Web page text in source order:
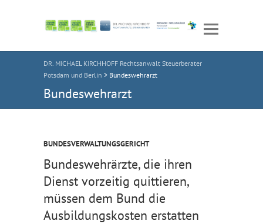
DR. MICHAEL KIRCHHOFF Rechtsanwalt Steuerberater
Potsdam und Berlin > Bundeswehrarzt
Bundeswehrarzt
BUNDESVERWALTUNGSGERICHT
Bundeswehrärzte, die ihren
Dienst vorzeitig quittieren,
müssen dem Bund die
Ausbildungskosten erstatten